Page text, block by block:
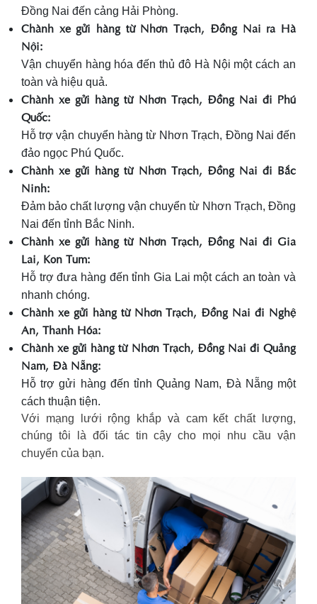
Đồng Nai đến cảng Hải Phòng.
Chành xe gửi hàng từ Nhơn Trạch, Đồng Nai ra Hà
Nội:
Vận chuyển hàng hóa đến thủ đô Hà Nội một cách an
toàn và hiệu quả.
Chành xe gửi hàng từ Nhơn Trạch, Đồng Nai đi Phú
Quốc:
Hỗ trợ vận chuyển hàng từ Nhơn Trạch, Đồng Nai đến
đảo ngọc Phú Quốc.
Chành xe gửi hàng từ Nhơn Trạch, Đồng Nai đi Bắc
Ninh:
Đảm bảo chất lượng vận chuyển từ Nhơn Trạch, Đồng
Nai đến tỉnh Bắc Ninh.
Chành xe gửi hàng từ Nhơn Trạch, Đồng Nai đi Gia
Lai, Kon Tum:
Hỗ trợ đưa hàng đến tỉnh Gia Lai một cách an toàn và
nhanh chóng.
Chành xe gửi hàng từ Nhơn Trạch, Đồng Nai đi Nghệ
An, Thanh Hóa:
Chành xe gửi hàng từ Nhơn Trạch, Đồng Nai đi Quảng
Nam, Đà Nẵng:
Hỗ trợ gửi hàng đến tỉnh Quảng Nam, Đà Nẵng một
cách thuận tiện.
Với mạng lưới rộng khắp và cam kết chất lượng,
chúng tôi là đối tác tin cậy cho mọi nhu cầu vận
chuyển của bạn.